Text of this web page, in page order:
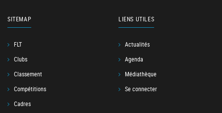
SITEMAP
FLT
Clubs
Classement
Compétitions
Cadres
LIENS UTILES
Actualités
Agenda
Médiathèque
Se connecter